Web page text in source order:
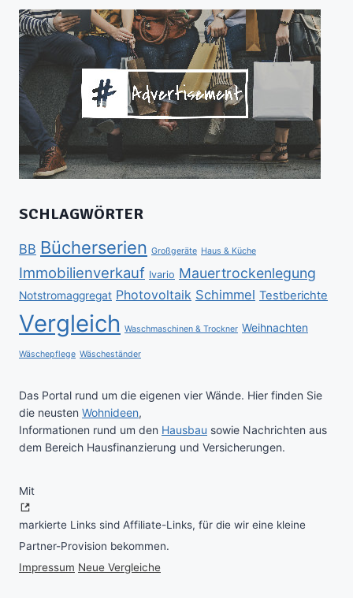
SCHLAGWÖRTER
BB Bücherserien Großgeräte Haus & Küche
Immobilienverkauf Ivario Mauertrockenlegung
Notstromaggregat Photovoltaik Schimmel Testberichte
Vergleich Waschmaschinen & Trockner Weihnachten
Wäschepflege Wäscheständer
Das Portal rund um die eigenen vier Wände. Hier finden Sie
die neusten Wohnideen,
Informationen rund um den Hausbau sowie Nachrichten aus
dem Bereich Hausfinanzierung und Versicherungen.
Mit
markierte Links sind Affiliate-Links, für die wir eine kleine
Partner-Provision bekommen.
Impressum Neue Vergleiche